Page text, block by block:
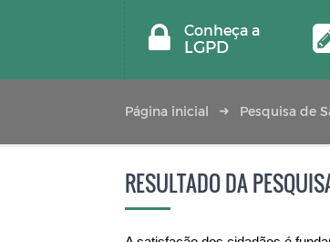
Conheça a
LGPD
Página inicial Pesquisa de
RESULTADO DA